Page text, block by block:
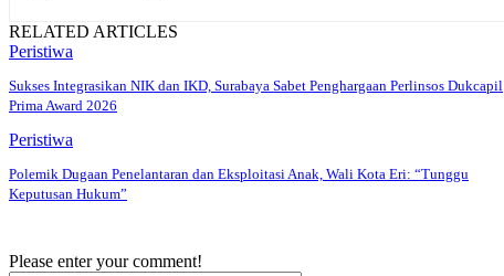
RELATED ARTICLES
Peristiwa
Sukses Integrasikan NIK dan IKD, Surabaya Sabet Penghargaan Perlinsos Dukcapil
Prima Award 2026
Peristiwa
Polemik Dugaan Penelantaran dan Eksploitasi Anak, Wali Kota Eri: “Tunggu
Keputusan Hukum”
Please enter your comment!